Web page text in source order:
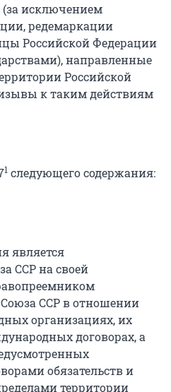
(за исключением
редемаркации
Российской Федерации
направленные
Российской
к таким действиям
1 следующего содержания:
является
ССР на своей
ССР в отношении
организациях, их
договорах, а
обязательств и
территории